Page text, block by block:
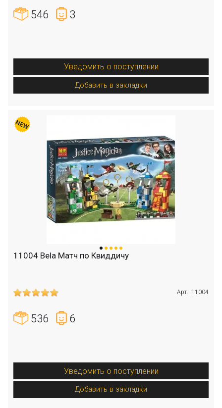
546 3
Уведомить о поступлении
Добавить в закладки
11004 Bela Матч по Квиддичу
Арт.: 11004
536 6
Уведомить о поступлении
Добавить в закладки